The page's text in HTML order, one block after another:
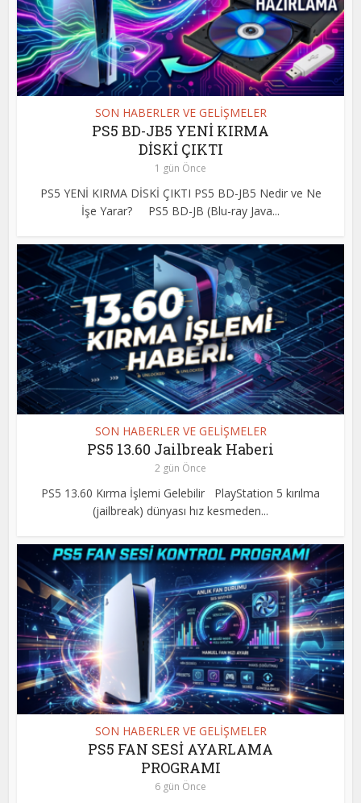
SON HABERLER VE GELİŞMELER
PS5 BD-JB5 YENİ KIRMA
DİSKİ ÇIKTI
1 gün Önce
PS5 YENİ KIRMA DİSKİ ÇIKTI PS5 BD-JB5 Nedir ve Ne
İşe Yarar? PS5 BD-JB (Blu-ray Java...
SON HABERLER VE GELİŞMELER
PS5 13.60 Jailbreak Haberi
2 gün Önce
PS5 13.60 Kırma İşlemi Gelebilir PlayStation 5 kırılma
(jailbreak) dünyası hız kesmeden...
SON HABERLER VE GELİŞMELER
PS5 FAN SESİ AYARLAMA
PROGRAMI
6 gün Önce